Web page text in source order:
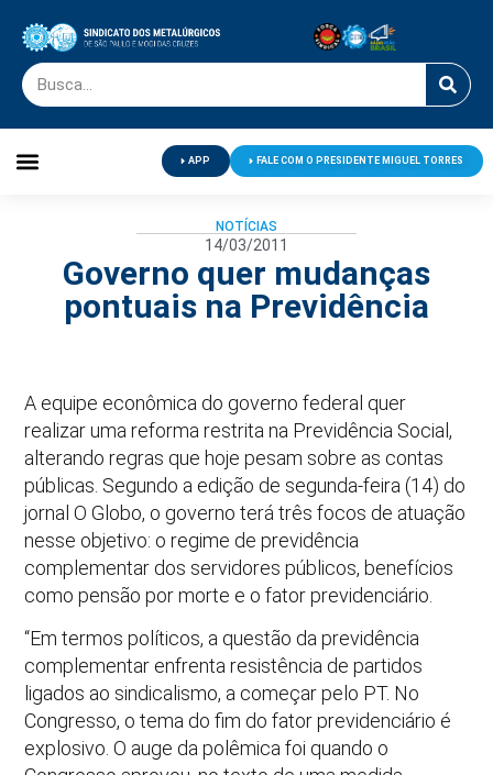
APP FALE COM O PRESIDENTE MIGUEL TORRES
NOTÍCIAS
14/03/2011
Governo quer mudanças
pontuais na Previdência
A equipe econômica do governo federal quer
realizar uma reforma restrita na Previdência Social,
alterando regras que hoje pesam sobre as contas
públicas. Segundo a edição de segunda-feira (14) do
jornal O Globo, o governo terá três focos de atuação
nesse objetivo: o regime de previdência
complementar dos servidores públicos, benefícios
como pensão por morte e o fator previdenciário.
“Em termos políticos, a questão da previdência
complementar enfrenta resistência de partidos
ligados ao sindicalismo, a começar pelo PT. No
Congresso, o tema do fim do fator previdenciário é
explosivo. O auge da polêmica foi quando o